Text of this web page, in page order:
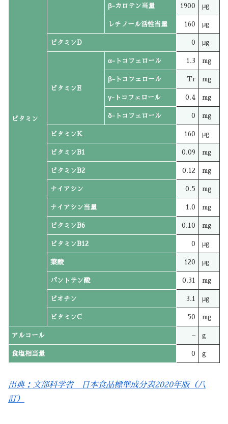
ビタミン
β-カロテン当量 1900 μg
レチノール活性当量 160 μg
ビタミンD 0 μg
ビタミンE
α-トコフェロール 1.3 mg
β-トコフェロール Tr mg
γ-トコフェロール 0.4 mg
δ-トコフェロール 0 mg
ビタミンK 160 μg
ビタミンB1 0.09 mg
ビタミンB2 0.12 mg
ナイアシン 0.5 mg
ナイアシン当量 1.0 mg
ビタミンB6 0.10 mg
ビタミンB12 0 μg
葉酸 120 μg
パントテン酸 0.31 mg
ビオチン 3.1 μg
ビタミンC 50 mg
アルコール – g
食塩相当量 0 g
出典：文部科学省 日本食品標準成分表2020年版（八
訂）